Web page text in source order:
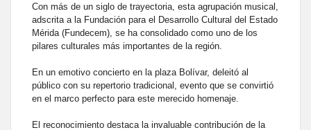
Con más de un siglo de trayectoria, esta agrupación musical,
adscrita a la Fundación para el Desarrollo Cultural del Estado
Mérida (Fundecem), se ha consolidado como uno de los
pilares culturales más importantes de la región.
En un emotivo concierto en la plaza Bolívar, deleitó al
público con su repertorio tradicional, evento que se convirtió
en el marco perfecto para este merecido homenaje.
El reconocimiento destaca la invaluable contribución de la